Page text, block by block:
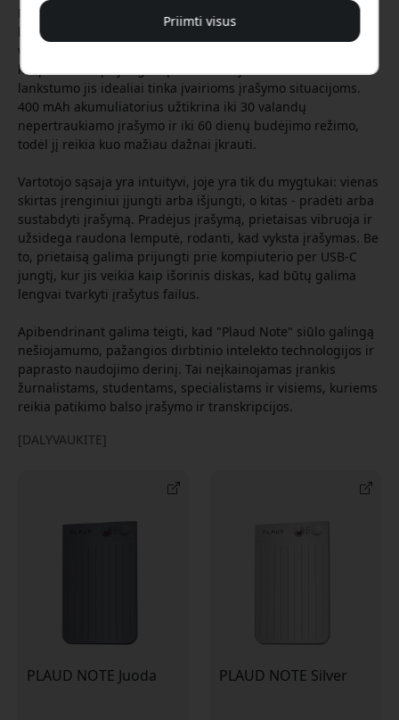
Plaud Note turi du įrašymo režimus: aplinkos mikrofoną,
kuriuo galima įrašyti kambaryje sklindančius garsus, ir
vibracijos jutiklį, kuriuo galima įrašyti telefono skambučius,
kai prietaisas prijungtas prie mobiliojo telefono. Dėl tokio
lankstumo jis idealiai tinka įvairioms įrašymo situacijoms.
400 mAh akumuliatorius užtikrina iki 30 valandų
nepertraukiamo įrašymo ir iki 60 dienų budėjimo režimo,
todėl jį reikia kuo mažiau dažnai įkrauti.
Vartotojo sąsaja yra intuityvi, joje yra tik du mygtukai: vienas
skirtas įrenginiui įjungti arba išjungti, o kitas - pradėti arba
sustabdyti įrašymą. Pradėjus įrašymą, prietaisas vibruoja ir
užsidega raudona lemputė, rodanti, kad vyksta įrašymas. Be
to, prietaisą galima prijungti prie kompiuterio per USB-C
jungtį, kur jis veikia kaip išorinis diskas, kad būtų galima
lengvai tvarkyti įrašytus failus.
Apibendrinant galima teigti, kad "Plaud Note" siūlo galingą
nešiojamumo, pažangios dirbtinio intelekto technologijos ir
paprasto naudojimo derinį. Tai neįkainojamas įrankis
žurnalistams, studentams, specialistams ir visiems, kuriems
reikia patikimo balso įrašymo ir transkripcijos.
[DALYVAUKITE]
PLAUD NOTE Juoda PLAUD NOTE Silver
Priimti visus